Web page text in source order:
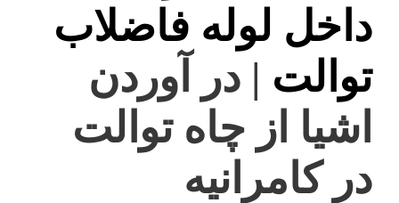
داخل لوله فاضلاب
توالت | در آوردن
اشیا از چاه توالت
در کامرانیه